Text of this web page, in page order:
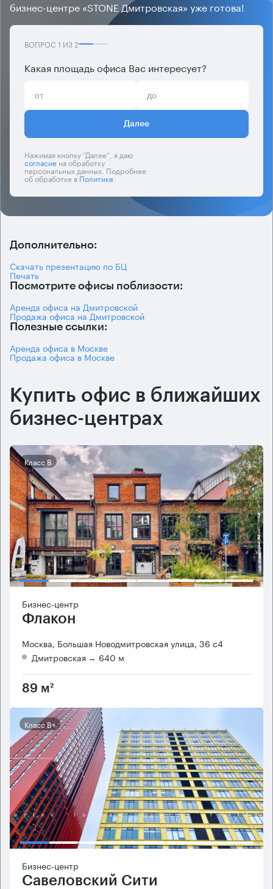
бизнес-центре «STONE Дмитровская» уже готова!
ВОПРОС 1 ИЗ2
Какая площадь офиса Вас интересует?
Далее
Нажимая кнопку “Далее”, я даю
согласиена обработку
персональных данных. Подробнее
об обработке вПолитике.
Дополнительно:
Скачать презентацию по БЦ
Печать
Посмотрите офисы поблизости:
Аренда офиса на Дмитровской
Продажа офиса на Дмитровской
Полезные ссылки:
Аренда офиса в Москве
Продажа офиса в Москве
Купить офис в ближайших
бизнес-центрах
Класс B
Бизнес-центр
Флакон
Москва, Большая Новодмитровская улица, 36 с4
Дмитровская → 640 м
89 м²
Класс B+
Бизнес-центр
Савеловский Сити